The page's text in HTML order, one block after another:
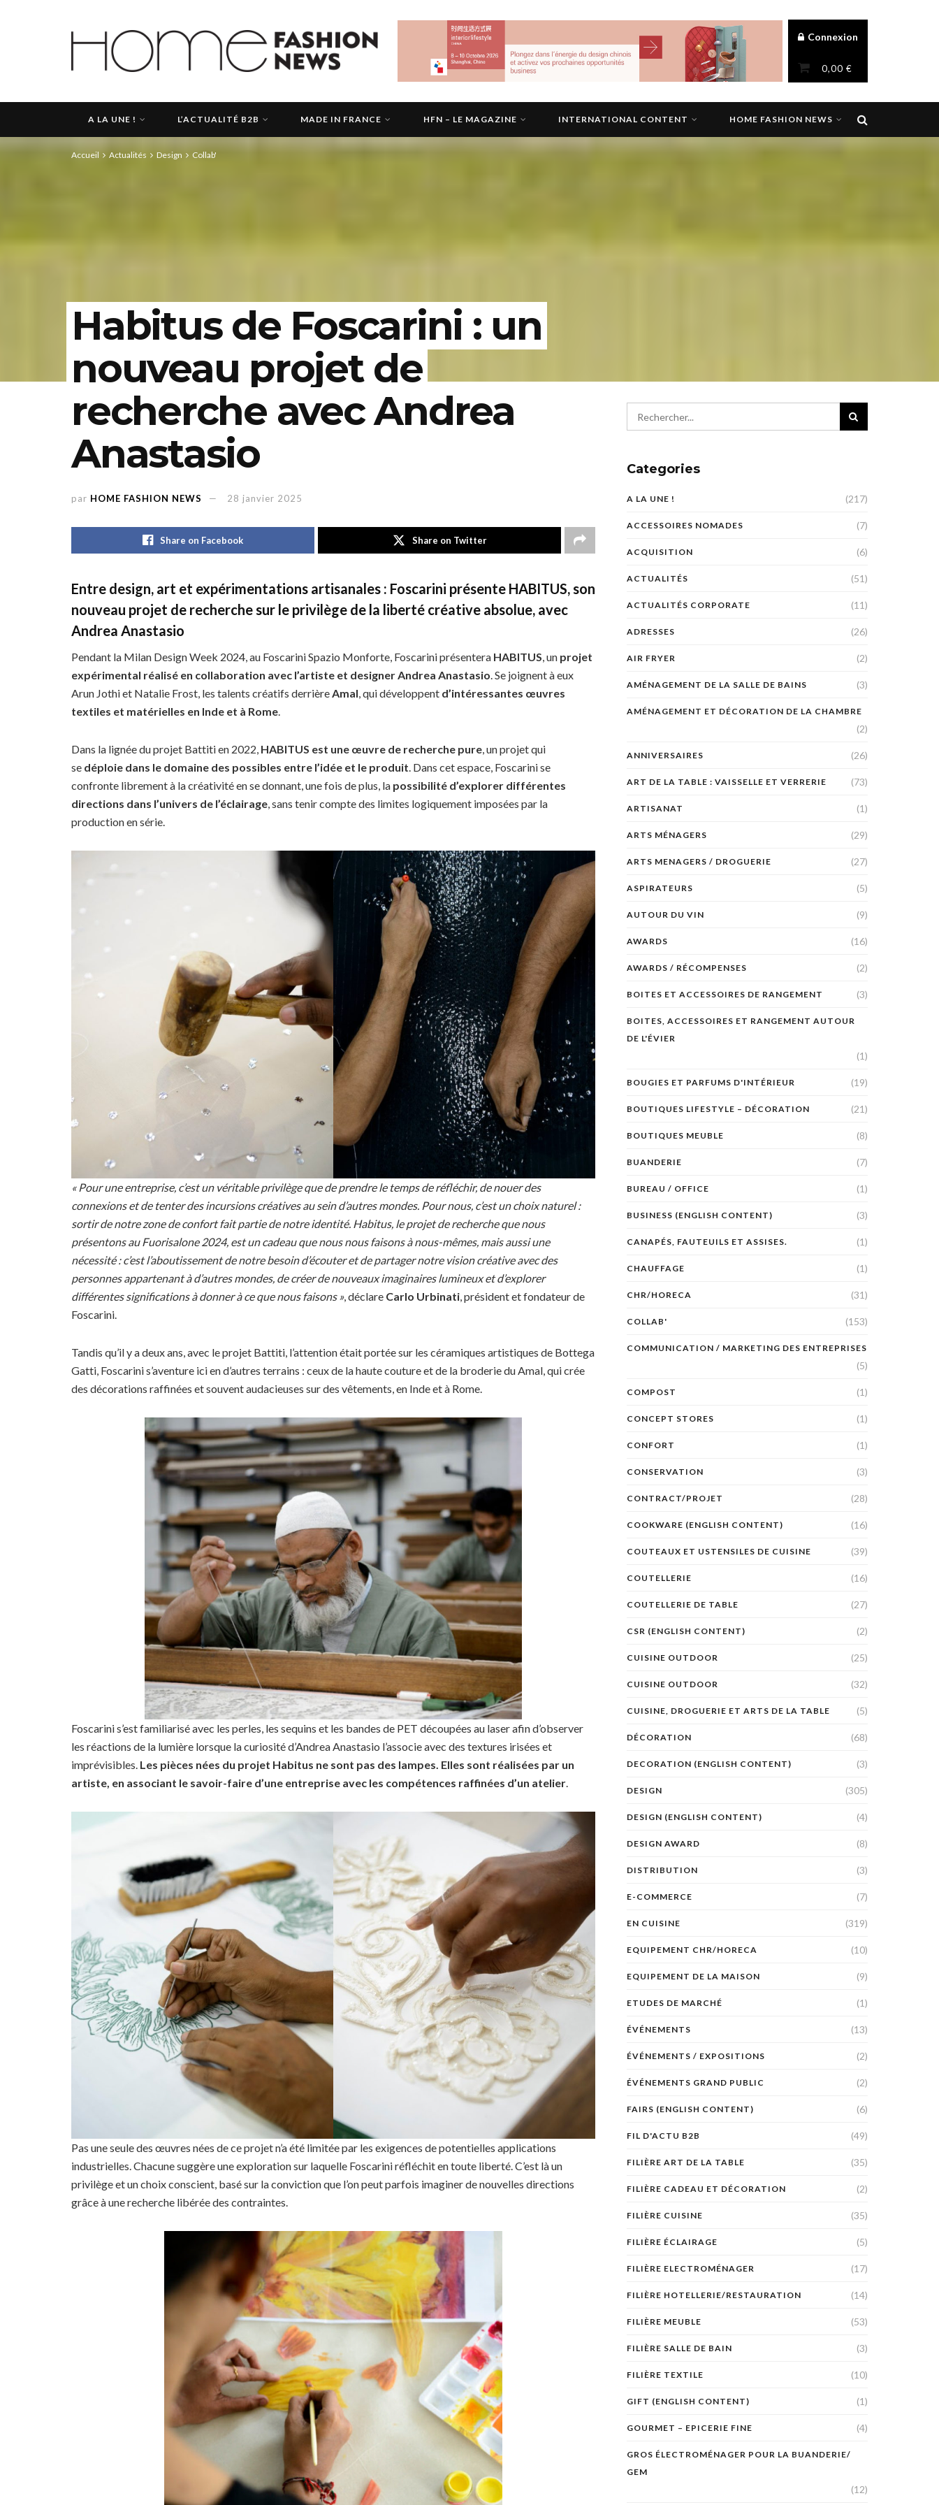
Connexion
0,00 €
A LA UNE ! L’ACTUALITÉ B2B MADE IN FRANCE HFN – LE MAGAZINE INTERNATIONAL CONTENT HOME FASHION NEWS
Accueil Actualités Design Collab'
Habitus de Foscarini : un
nouveau projet de
recherche avec Andrea
Anastasio
par HOME FASHION NEWS 28 janvier 2025
Share on Facebook Share on Twitter
Entre design, art et expérimentations artisanales : Foscarini présente HABITUS, son
nouveau projet de recherche sur le privilège de la liberté créative absolue, avec
Andrea Anastasio
Pendant la Milan Design Week 2024, au Foscarini Spazio Monforte, Foscarini présentera HABITUS, un projet
expérimental réalisé en collaboration avec l’artiste et designer Andrea Anastasio. Se joignent à eux
Arun Jothi et Natalie Frost, les talents créatifs derrièreAmal, qui développent d’intéressantes œuvres
textiles et matérielles en Inde et à Rome.
Dans la lignée du projet Battiti en 2022, HABITUS est une œuvre de recherche pure, un projet qui
se déploie dans le domaine des possibles entre l’idée et le produit. Dans cet espace, Foscarini se
confronte librement à la créativité en se donnant, une fois de plus, la possibilité d’explorer différentes
directions dans l’univers de l’éclairage, sans tenir compte des limites logiquement imposées par la
production en série.
« Pour une entreprise, c’est un véritable privilège que de prendre le temps de réfléchir, de nouer des
connexions et de tenter des incursions créatives au sein d’autres mondes. Pour nous, c’est un choix naturel :
sortir de notre zone de confort fait partie de notre identité. Habitus, le projet de recherche que nous
présentons au Fuorisalone 2024, est un cadeau que nous nous faisons à nous-mêmes, mais aussi une
nécessité : c’est l’aboutissement de notre besoin d’écouter et de partager notre vision créative avec des
personnes appartenant à d’autres mondes, de créer de nouveaux imaginaires lumineux et d’explorer
différentes significations à donner à ce que nous faisons », déclare Carlo Urbinati , président et fondateur de
Foscarini.
Tandis qu’il y a deux ans, avec le projet Battiti, l’attention était portée sur les céramiques artistiques de Bottega
Gatti, Foscarini s’aventure ici en d’autres terrains : ceux de la haute couture et de la broderie du Amal, qui crée
des décorations raffinées et souvent audacieuses sur des vêtements, en Inde et à Rome.
Foscarini s’est familiarisé avec les perles, les sequins et les bandes de PET découpées au laser afin d’observer
les réactions de la lumière lorsque la curiosité d’Andrea Anastasio l’associe avec des textures irisées et
imprévisibles. Les pièces nées du projet Habitus ne sont pas des lampes. Elles sont réalisées par un
artiste, en associant le savoir-faire d’une entreprise avec les compétences raffinées d’un atelier
Pas une seule des œuvres nées de ce projet n’a été limitée par les exigences de potentielles applications
industrielles. Chacune suggère une exploration sur laquelle Foscarini réfléchit en toute liberté. C’est là un
privilège et un choix conscient, basé sur la conviction que l’on peut parfois imaginer de nouvelles directions
grâce à une recherche libérée des contraintes.
Categories
A LA UNE ! (217)
ACCESSOIRES NOMADES (7)
ACQUISITION (6)
ACTUALITÉS (51)
ACTUALITÉS CORPORATE (11)
ADRESSES (26)
AIR FRYER (2)
AMÉNAGEMENT DE LA SALLE DE BAINS (3)
AMÉNAGEMENT ET DÉCORATION DE LA CHAMBRE
(2)
ANNIVERSAIRES (26)
ART DE LA TABLE : VAISSELLE ET VERRERIE (73)
ARTISANAT (1)
ARTS MÉNAGERS (29)
ARTS MENAGERS / DROGUERIE (27)
ASPIRATEURS (5)
AUTOUR DU VIN (9)
AWARDS (16)
AWARDS / RÉCOMPENSES (2)
BOITES ET ACCESSOIRES DE RANGEMENT (3)
BOITES, ACCESSOIRES ET RANGEMENT AUTOUR
DE L'ÉVIER
(1)
BOUGIES ET PARFUMS D'INTÉRIEUR (19)
BOUTIQUES LIFESTYLE – DÉCORATION (21)
BOUTIQUES MEUBLE (8)
BUANDERIE (7)
BUREAU / OFFICE (1)
BUSINESS (ENGLISH CONTENT) (3)
CANAPÉS, FAUTEUILS ET ASSISES. (1)
CHAUFFAGE (1)
CHR/HORECA (31)
COLLAB' (153)
COMMUNICATION / MARKETING DES ENTREPRISES
(5)
COMPOST (1)
CONCEPT STORES (1)
CONFORT (1)
CONSERVATION (3)
CONTRACT/PROJET (28)
COOKWARE (ENGLISH CONTENT) (16)
COUTEAUX ET USTENSILES DE CUISINE (39)
COUTELLERIE (16)
COUTELLERIE DE TABLE (27)
CSR (ENGLISH CONTENT) (2)
CUISINE OUTDOOR (25)
CUISINE OUTDOOR (32)
CUISINE, DROGUERIE ET ARTS DE LA TABLE (5)
DÉCORATION (68)
DECORATION (ENGLISH CONTENT) (3)
DESIGN (305)
DESIGN (ENGLISH CONTENT) (4)
DESIGN AWARD (8)
DISTRIBUTION (3)
E-COMMERCE (7)
EN CUISINE (319)
EQUIPEMENT CHR/HORECA (10)
EQUIPEMENT DE LA MAISON (9)
ETUDES DE MARCHÉ (1)
ÉVÉNEMENTS (13)
ÉVÉNEMENTS / EXPOSITIONS (2)
ÉVÉNEMENTS GRAND PUBLIC (2)
FAIRS (ENGLISH CONTENT) (6)
FIL D'ACTU B2B (49)
FILIÈRE ART DE LA TABLE (35)
FILIÈRE CADEAU ET DÉCORATION (2)
FILIÈRE CUISINE (35)
FILIÈRE ÉCLAIRAGE (5)
FILIÈRE ELECTROMÉNAGER (17)
FILIÈRE HOTELLERIE/RESTAURATION (14)
FILIÈRE MEUBLE (53)
FILIÈRE SALLE DE BAIN (3)
FILIÈRE TEXTILE (10)
GIFT (ENGLISH CONTENT) (1)
GOURMET – EPICERIE FINE (4)
GROS ÉLECTROMÉNAGER POUR LA BUANDERIE/
GEM
(12)